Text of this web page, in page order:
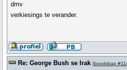
dmv
verkiesings te verander.
Re: George Bush se Irak [boodskap